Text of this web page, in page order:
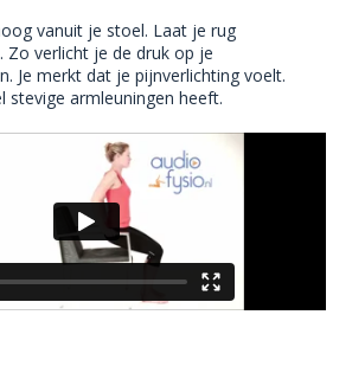
vanuit je stoel. Laat je rug
Zo verlicht je de druk op je
Je merkt dat je pijnverlichting voelt.
stevige armleuningen heeft.